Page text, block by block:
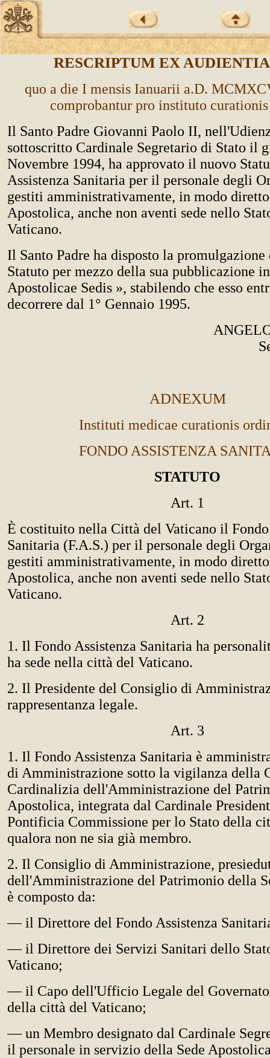
RESCRIPTUM EX
quo a die I mensis Ianuarii a.D.
comprobantur pro instituto
Il Santo Padre Giovanni Paolo II,
sottoscritto Cardinale Segretario di Stato il
Novembre 1994, ha approvato il nuovo
Assistenza Sanitaria per il personale degli
gestiti amministrativamente, in modo
Apostolica, anche non aventi sede nello
Vaticano.
Il Santo Padre ha disposto la promulgazione
Statuto per mezzo della sua pubblicazione
Apostolicae Sedis », stabilendo che esso
decorrere dal 1° Gennaio 1995.
ADNEXUM
Instituti medicae curationis
FONDO ASSISTENZA
STATUTO
Art. 1
È costituito nella Città del Vaticano il Fondo
Sanitaria (F.A.S.) per il personale degli
gestiti amministrativamente, in modo
Apostolica, anche non aventi sede nello
Vaticano.
Art. 2
1. Il Fondo Assistenza Sanitaria ha
ha sede nella città del Vaticano.
2. Il Presidente del Consiglio di
rappresentanza legale.
Art. 3
1. Il Fondo Assistenza Sanitaria è
di Amministrazione sotto la vigilanza della
Cardinalizia dell'Amministrazione del
Apostolica, integrata dal Cardinale
Pontificia Commissione per lo Stato della
qualora non ne sia già membro.
2. Il Consiglio di Amministrazione,
dell'Amministrazione del Patrimonio della
è composto da:
— il Direttore del Fondo Assistenza
— il Direttore dei Servizi Sanitari dello
Vaticano;
— il Capo dell'Ufficio Legale del
della città del Vaticano;
— un Membro designato dal Cardinale
il personale in servizio della Sede